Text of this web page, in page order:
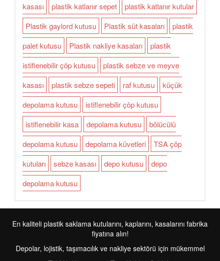
kasası
plastik katlanır sepet
plastik katlanır kutular
Plastik gaylord kutusu
Plastik süt kasaları
plastik
palet kutusu
Plastik nakliye kasaları
plastik
istiflenebilir çöp kutusu
plastik sebze ve meyve
kasası
plastik sebze sepeti raf kutusu
küçük
depolama kutusu
istiflenebilir çöp kutusu
istiflenebilir kasa
depolama kutusu
bölücülü
depolama kutusu
depolama küvetleri
TSA çöp
kutuları
sebze kasası depo kutusu
depo
depolama kutusu
En kaliteli plastik saklama kutularını, kaplarını, kasalarını fabrika
fiyatına alın!
Depolar, lojistik, taşımacılık ve nakliye sektörü için mükemmel